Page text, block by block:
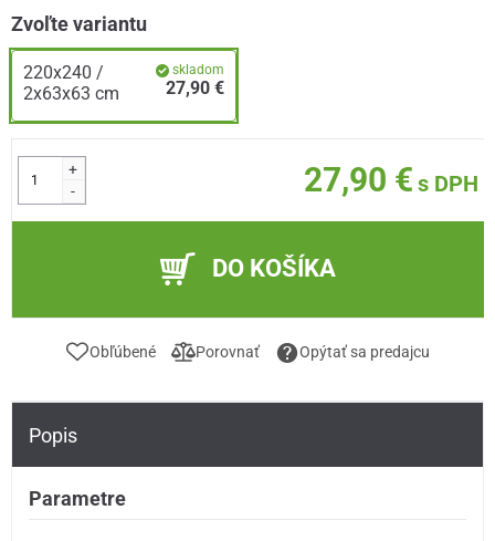
Zvoľte variantu
220x240 /
2x63x63 cm
skladom
27,90 €
+
-
27,90 € s DPH
DO KOŠÍKA
Obľúbené Porovnať Opýtať sa predajcu
Popis
Parametre